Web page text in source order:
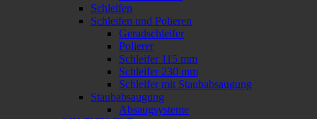
Schleifen
Schleifen und Polieren
Geradschleifer
Polierer
Schleifer 115 mm
Schleifer 230 mm
Schleifer mit Staubabsaugung
Staubabsaugung
Absaugsysteme